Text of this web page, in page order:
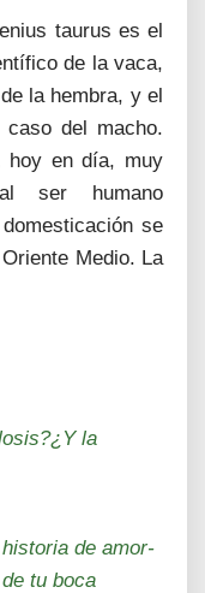
taurus es el
de la vaca,
la hembra, y el
del macho.
hoy en día, muy
ser humano
se
Medio. La
la
de amor-
tu boca